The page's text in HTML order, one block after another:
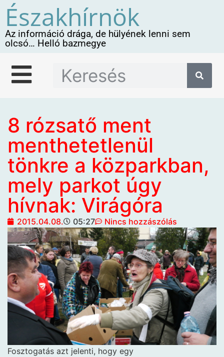
Északhírnök
Az információ drága, de hülyének lenni sem
olcsó… Helló bazmegye
8 rózsatő ment
menthetetlenül
tönkre a közparkban,
mely parkot úgy
hívnak: Virágóra
2015.04.08. 05:27 Nincs hozzászólás
Fosztogatás azt jelenti, hogy egy